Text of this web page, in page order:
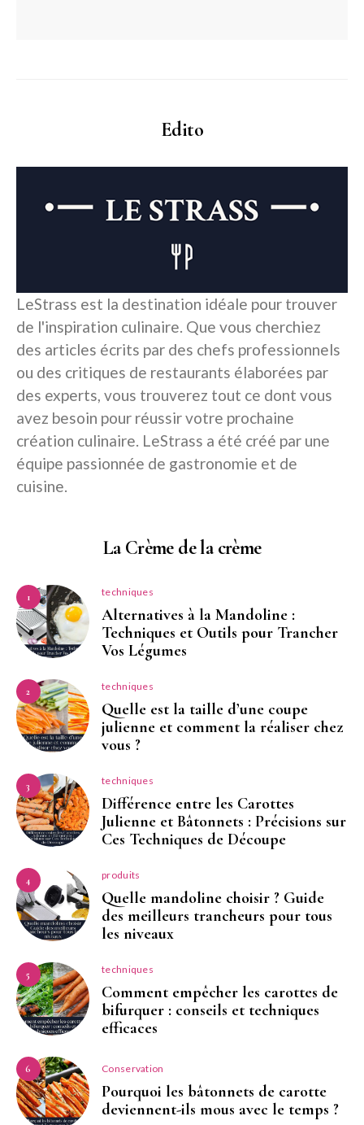
Edito
LeStrass est la destination idéale pour trouver
de l'inspiration culinaire. Que vous cherchiez
des articles écrits par des chefs professionnels
ou des critiques de restaurants élaborées par
des experts, vous trouverez tout ce dont vous
avez besoin pour réussir votre prochaine
création culinaire. LeStrass a été créé par une
équipe passionnée de gastronomie et de
cuisine.
La Crème de la crème
1 techniques
Alternatives à la Mandoline :
Techniques et Outils pour Trancher
Vos Légumes
2 techniques
Quelle est la taille d’une coupe
julienne et comment la réaliser chez
vous ?
3 techniques
Différence entre les Carottes
Julienne et Bâtonnets : Précisions sur
Ces Techniques de Découpe
4 produits
Quelle mandoline choisir ? Guide
des meilleurs trancheurs pour tous
les niveaux
5 techniques
Comment empêcher les carottes de
bifurquer : conseils et techniques
efficaces
6 Conservation
Pourquoi les bâtonnets de carotte
deviennent-ils mous avec le temps ?